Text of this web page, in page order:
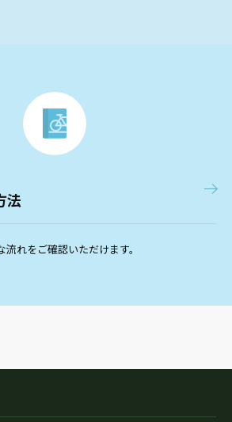
法
れをご確認いただけます。